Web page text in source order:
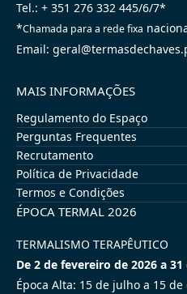
Tel.: + 351 276 332 445/6/7*
*Chamada para a rede fixa
Email:
MAIS INFORMAÇÕES
Regulamento do Espaço
Perguntas Frequentes
Recrutamento
Política de Privacidade
Termos e Condições
ÉPOCA TERMAL 2026
TERMALISMO TERAPÊUTICO
De 2 de fevereiro de 2026 a
Época Alta: 15 de julho a 15